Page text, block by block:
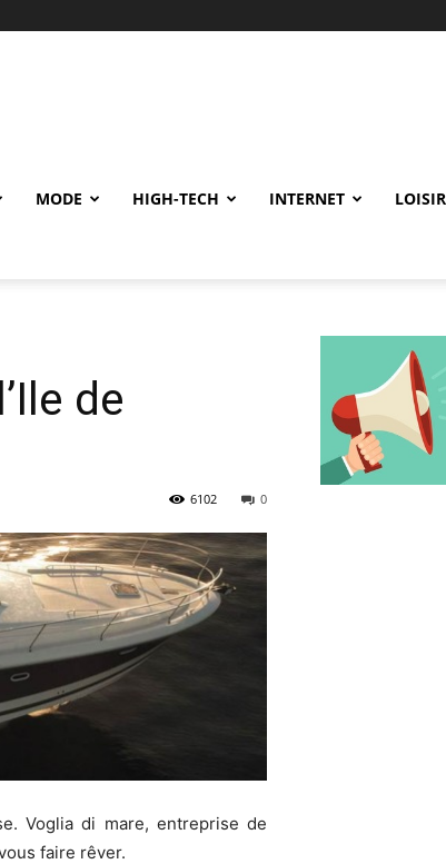
MODE HIGH-TECH INTERNET
de
0
6102
Voglia di mare, entreprise de
faire rêver.